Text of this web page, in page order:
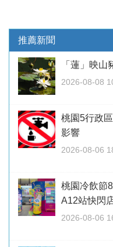
推薦新聞
「蓮」映
2026-08-08
桃園5行政
影響
2026-08-06
桃園冷飲節
A12站快閃
2026-08-06